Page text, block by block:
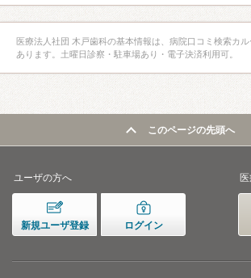
医療法人社団 木戸歯科の基本情報は、病院口コミ検索カ
あります。土曜日診察・駐車場あり・電子決済利用可。
このページの先頭へ
ユーザの方へ
新規ユーザ登録 ログイン